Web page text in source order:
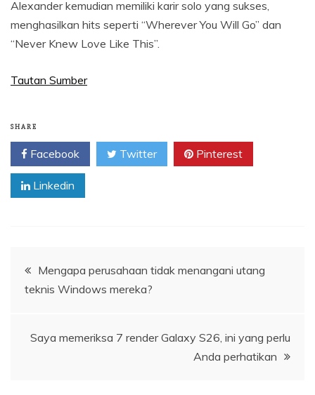
Alexander kemudian memiliki karir solo yang sukses,
menghasilkan hits seperti “Wherever You Will Go” dan
“Never Knew Love Like This”.
Tautan Sumber
SHARE
Facebook Twitter Pinterest
Linkedin
Navigasi
pos
Mengapa perusahaan tidak menangani utang
teknis Windows mereka?
Saya memeriksa 7 render Galaxy S26, ini yang perlu
Anda perhatikan